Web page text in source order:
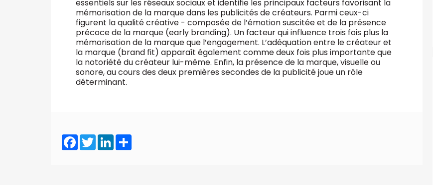
essentiels sur les réseaux sociaux et identifie les principaux facteurs favorisant la
mémorisation de la marque dans les publicités de créateurs. Parmi ceux-ci
figurent la qualité créative - composée de l’émotion suscitée et de la présence
précoce de la marque (early branding). Un facteur qui influence trois fois plus la
mémorisation de la marque que l’engagement. L’adéquation entre le créateur et
la marque (brand fit) apparaît également comme deux fois plus importante que
la notoriété du créateur lui-même. Enfin, la présence de la marque, visuelle ou
sonore, au cours des deux premières secondes de la publicité joue un rôle
déterminant.
Facebook
TwitterLinkedIn